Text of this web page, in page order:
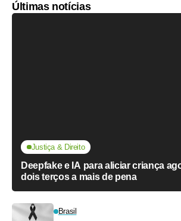
Últimas notícias
Justiça & Direito
Deepfake e IA para aliciar criança
dois terços a mais de pena
Brasil